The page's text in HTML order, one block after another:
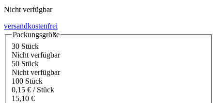
Nicht verfügbar
versandkostenfrei
Packungsgröße
30 Stück
Nicht verfügbar
50 Stück
Nicht verfügbar
100 Stück
0,15 € / Stück
15,10 €